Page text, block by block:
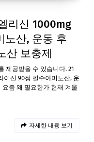
리신 1000mg
노산, 운동 후
산 보충제
제공받을 수 있습니다. 21
이신 90정 필수아미노산, 운
즘 왜 필요한가 현재 겨울
자세한 내용 보기